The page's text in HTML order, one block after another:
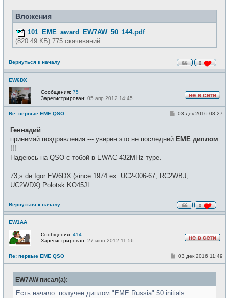
0
и
Вложения
101_EME_award_EW7AW_50_144.pdf
(820.49 КБ) 775 скачиваний
Вернуться к началу
EW6DX
е
в
с
Сообщения: 75
Зарегистрирован: 05 апр 2012 14:45
Re: первые EME QSO
0
С
щ
03 дек 2016 08:27
Геннадий
принимай поздравления --- уверен это не последний EME диплом
!!!
Надеюсь на QSO с тобой в EWAC-432MHz туре.
73,s de Igor EW6DX (since 1974 ex: UC2-006-67; RC2WBJ;
UC2WDX) Polotsk KO45JL
Вернуться к началу
EW1AA
е
в
с
Сообщения: 414
Зарегистрирован: 27 июн 2012 11:56
Re: первые EME QSO
С
б
е
н
03 дек 2016 11:49
EW7AW писал(а):
Есть начало. получен диплом "EME Russia" 50 initials